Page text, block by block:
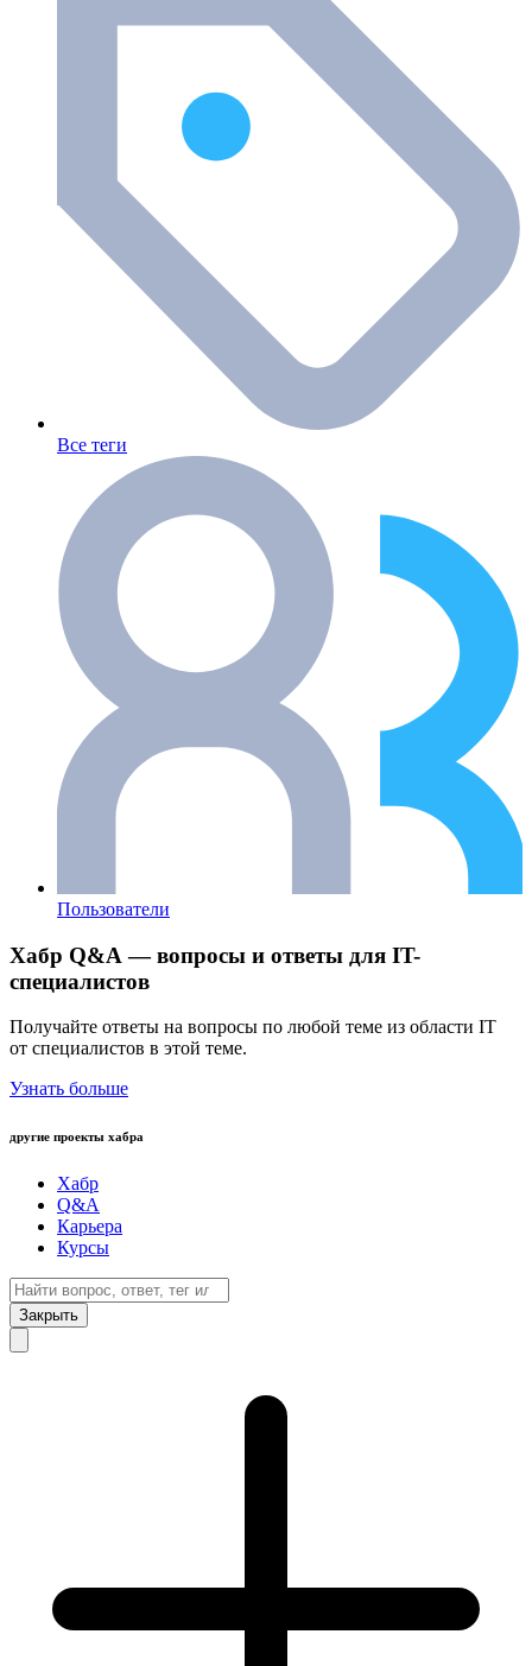
Все теги
Пользователи
Хабр Q&A — вопросы и ответы для IT-
специалистов
Получайте ответы на вопросы по любой теме из области IT
от специалистов в этой теме.
Узнать больше
другие проекты хабра
Хабр
Q&A
Карьера
Курсы
Закрыть